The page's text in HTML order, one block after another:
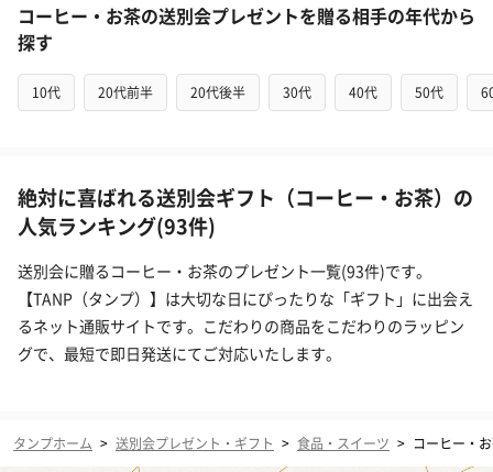
コーヒー・お茶の送別会プレゼントを贈る相手の年代から
探す
10代 20代前半 20代後半 30代 40代 50代
絶対に喜ばれる送別会ギフト（コーヒー・お茶）の
人気ランキング(93件)
送別会に贈るコーヒー・お茶のプレゼント一覧(93件)です。
【TANP（タンプ）】は大切な日にぴったりな「ギフト」に出会え
るネット通販サイトです。こだわりの商品をこだわりのラッピン
グで、最短で即日発送にてご対応いたします。
タンプホーム > 送別会プレゼント・ギフト > 食品・スイーツ > コーヒー・